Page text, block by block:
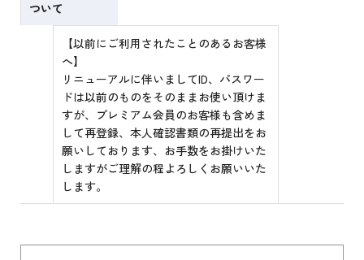
ついて
【以前にご利用されたことのあるお客様
へ】
リニューアルに伴いましてID、パスワー
ドは以前のものをそのままお使い頂けま
すが、プレミアム会員のお客様も含めま
して再登録、本人確認書類の再提出をお
願いしております、お手数をお掛けいた
しますがご理解の程よろしくお願いいた
します。